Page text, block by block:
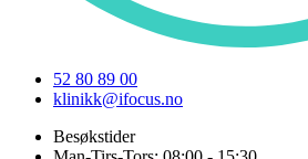
52 80 89 00
klinikk@ifocus.no
Besøkstider